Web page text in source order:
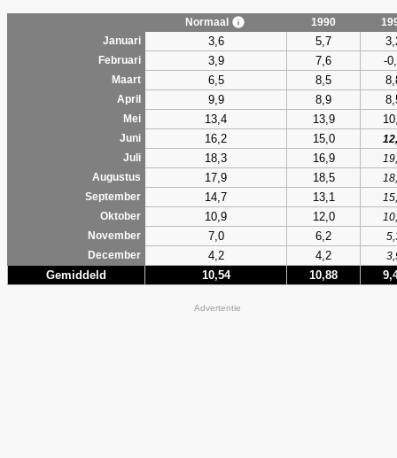
Normaal 1990
Januari
3,6 5,7
Februari 3,9 7,6 -
Maart 6,5 8,5
April 9,9 8,9
Mei 13,4 13,9
Juni 16,2 15,0
Juli
18,3 16,9
Augustus
17,9 18,5
September
14,7 13,1
Oktober
10,9 12,0
November
7,0 6,2
December
4,2 4,2
Gemiddeld 10,54 10,88
Advertentie